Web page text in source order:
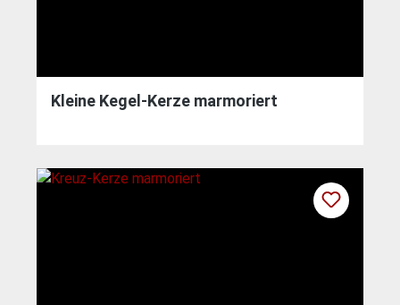
Kleine Kegel-Kerze marmoriert